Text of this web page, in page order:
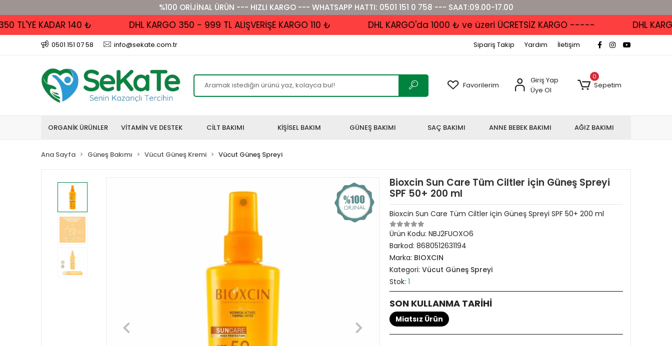
%100 ORİJİNAL ÜRÜN --- HIZLI KARGO --- WHATSAPP HATTI: 0501 151 0 758 --- SAAT:09.00-17.00
KADAR 140 ₺ DHL KARGO 350 - 999 TL ALIŞVERİŞE KARGO 110 ₺ DHL KARGO'da 1000 ₺ ve üzeri ÜCRETSİZ KARGO ----- DHL
0501 151 07 58 info@sekate.com.tr Sipariş Takip Yardım İletişim
Favorilerim
Giriş Yap
Üye Ol
0
Sepetim
ORGANİK ÜRÜNLER VİTAMİN VE DESTEK CİLT BAKIMI KİŞİSEL BAKIM GÜNEŞ BAKIMI SAÇ BAKIMI ANNE BEBEK BAKIMI AĞIZ BAKIMI
Ana Sayfa Güneş Bakımı Vücut Güneş Kremi Vücut Güneş Spreyi
Bioxcin Sun Care Tüm Ciltler için Güneş Spreyi
SPF 50+ 200 ml
Bioxcin Sun Care Tüm Ciltler için Güneş Spreyi SPF 50+ 200 ml
Ürün Kodu:NBJ2FUOXO6
Barkod:8680512631194
Marka: BIOXCIN
Kategori:Vücut Güneş Spreyi
Stok:1
SON KULLANMA TARİHİ
Miatsız Ürün